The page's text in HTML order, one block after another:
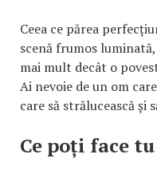
Ceea ce părea
scenă frumos
mai mult decât o
Ai nevoie de un om
care să strălucească și
Ce poți face tu